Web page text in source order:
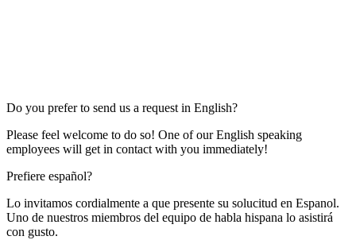
Do you prefer to send us a request in English?
Please feel welcome to do so! One of our English speaking
employees will get in contact with you immediately!
Prefiere español?
Lo invitamos cordialmente a que presente su solucitud en Espanol.
Uno de nuestros miembros del equipo de habla hispana lo asistirá
con gusto.